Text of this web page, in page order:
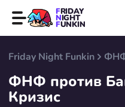
FRIDAY
NIGHT
FUNKIN
Friday Night Funkin
ФНФ против
Кризис